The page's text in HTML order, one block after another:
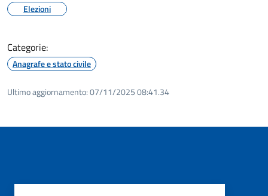
Elezioni
Categorie:
Anagrafe e stato civile
Ultimo aggiornamento:07/11/2025 08:41.34